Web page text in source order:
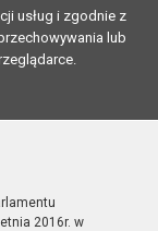
usług i zgodnie z
lub
2016r. w